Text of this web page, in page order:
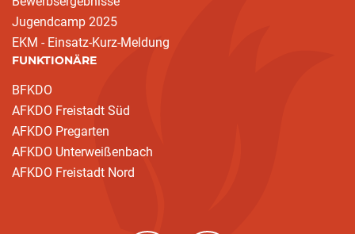
Jugendcamp 2025
EKM - Einsatz-Kurz-Meldung
FUNKTIONÄRE
BFKDO
AFKDO Freistadt Süd
AFKDO Pregarten
AFKDO Unterweißenbach
AFKDO Freistadt Nord